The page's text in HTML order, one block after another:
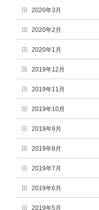
2020年3月
2020年2月
2020年1月
2019年12月
2019年11月
2019年10月
2019年9月
2019年8月
2019年7月
2019年6月
2019年5月